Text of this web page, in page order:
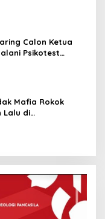
Calon Ketua
Psikotest
Mafia Rokok
Lalu di